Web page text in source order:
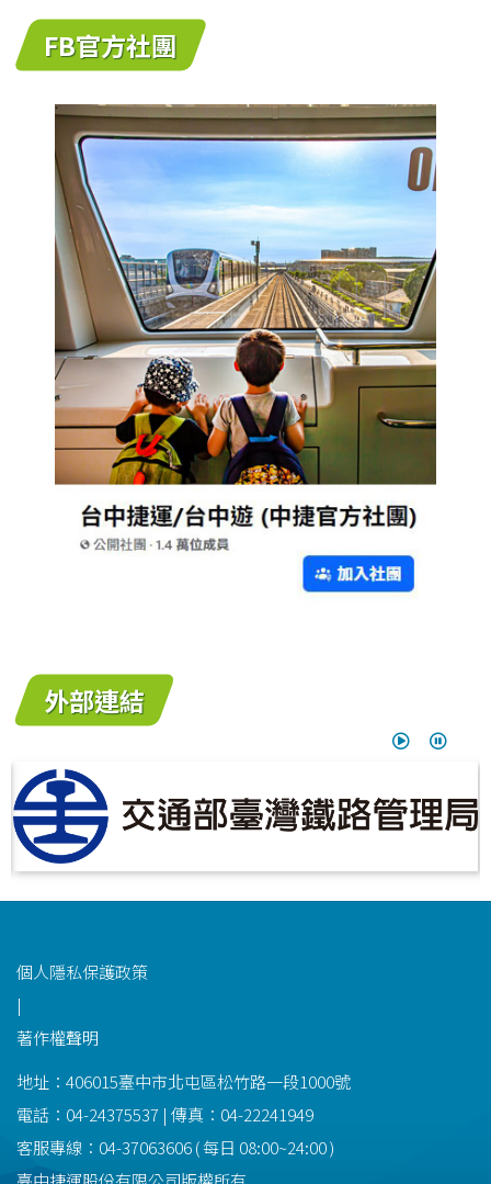
FB官方社團
跳離FB官方社團區塊
外部連結
功能選單連結
個人隱私保護政策
|
著作權聲明
地址：406015臺中市北屯區松竹路一段1000號
電話：04-24375537 | 傳真：04-22241949
客服專線： 04-37063606(每日 08:00~24:00)